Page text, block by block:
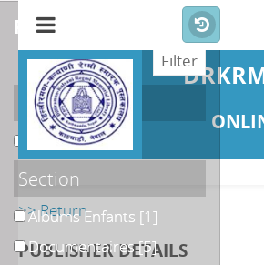
>> Return
PUBLISHER DETAILS
refine or compare
Localisation
DKRML[26]
Section
Albums Enfants [1]
Documentaires[5]